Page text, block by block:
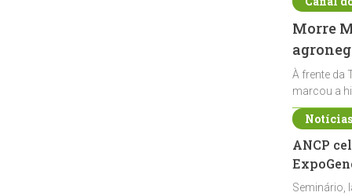
Morre
À frente da
marcou a
ANCP
Seminário,